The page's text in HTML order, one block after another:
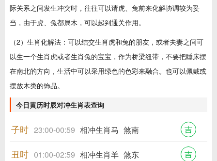
际关系之间发生冲突时，往往可以请虎、兔前来化解协调较为妥
当，由于虎、兔都属木，可以起到通关作用。
（2）生肖化解法：可以结交生肖虎和兔的朋友，或者夫妻之间可
以生一个生肖虎或者生肖兔的宝宝，作为桥梁纽带，不要把睡床摆
在南北的方向，生活中可以采用绿色的色彩来融合。也可以佩戴或
摆放木类的饰品。
今日黄历时辰对冲生肖表查询
子时 23:00-00:59 相冲生肖马 煞南 吉
丑时 01:00-02:59 相冲生肖羊 煞东 吉